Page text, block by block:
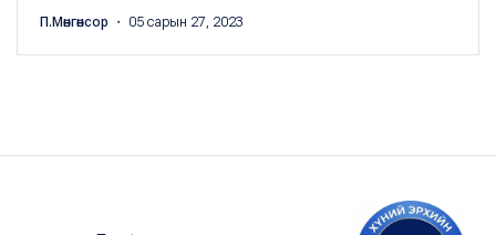
П.Мөнгөнсор ・ 05 сарын 27, 2023